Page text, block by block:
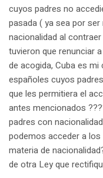
cuyos padres no
pasada ( ya sea por
nacionalidad al
tuvieron que renunciar
de acogida, Cuba es
españoles cuyos
que les permitiera el
antes mencionados
padres con
podemos acceder a
materia de
de otra Ley que